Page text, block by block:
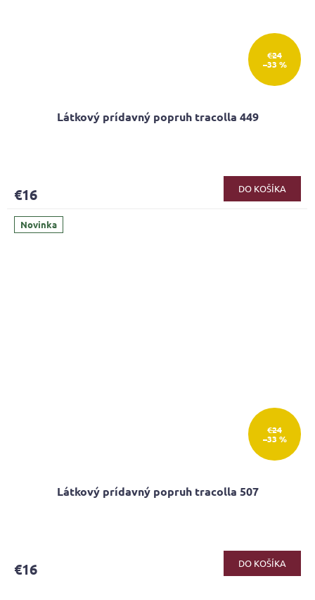
€24
–33 %
Látkový prídavný popruh tracolla 449
€16 DO KOŠÍKA
Novinka
€24
–33 %
Látkový prídavný popruh tracolla 507
€16 DO KOŠÍKA